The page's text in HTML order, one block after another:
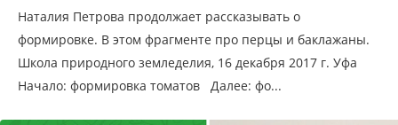
Наталия Петрова продолжает рассказывать о
формировке. В этом фрагменте про перцы и баклажаны.
Школа природного земледелия, 16 декабря 2017 г. Уфа
Начало: формировка томатов Далее: фо...